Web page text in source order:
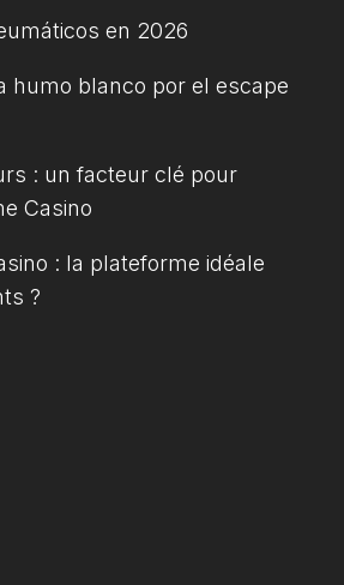
en 2026
humo blanco por el escape
: un facteur clé pour
Casino
: la plateforme idéale
?